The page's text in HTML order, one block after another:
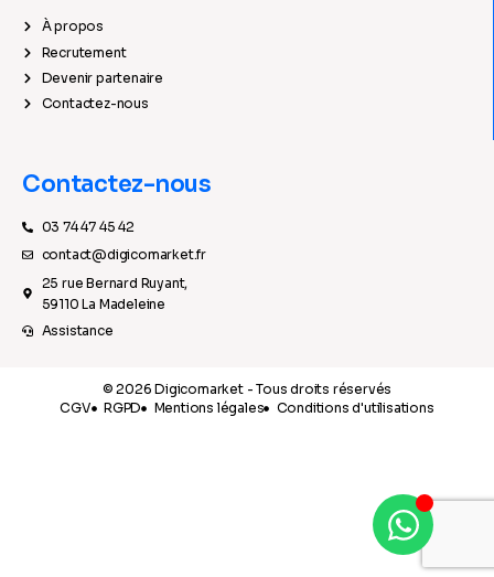
À propos
Recrutement
Devenir partenaire
Contactez-nous
Contactez-nous
03 74 47 45 42
contact@digicomarket.fr
25 rue Bernard Ruyant,
59110 La Madeleine
Assistance
© 2026 Digicomarket - Tous droits réservés
CGV
RGPD Mentions légales Conditions d'utilisations